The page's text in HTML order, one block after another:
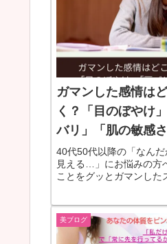
ガマンした感情は
く？「目のぼやけ
バリ」「肌の敏感
らのサインです
40代50代以降の「なん
見える…」にお悩みの方
ことをグッとガマンした
五行を乱し「目のぼや
リ」「肌が敏感になる
や老け見えの原因に。夏
吹き飛ばし、本来の巡り
ントを解説します。
美ブログ